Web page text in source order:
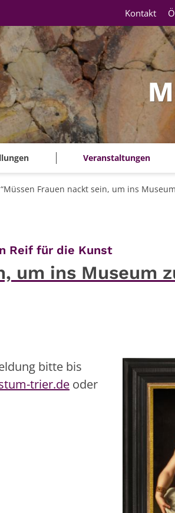
Veranstaltungen
Kontakt
“Müssen Frauen nackt sein, um ins
Reif für die Kunst:
um ins Museum
bitte bis
trier.de oder